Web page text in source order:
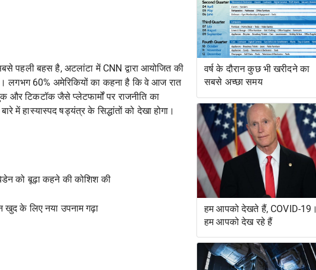
पहली बहस है, अटलांटा में CNN द्वारा आयोजित की
लगभग 60% अमेरिकियों का कहना है कि वे आज रात
टिकटॉक जैसे प्लेटफार्मों पर राजनीति का
हास्यास्पद षड्यंत्र के सिद्धांतों को देखा होगा।
को बूढ़ा कहने की कोशिश की
खुद के लिए नया उपनाम गढ़ा
वर्ष के दौरान कुछ भी खरीदने का
सबसे अच्छा समय
हम आपको देखते हैं, COVID-19।
हम आपको देख रहे हैं